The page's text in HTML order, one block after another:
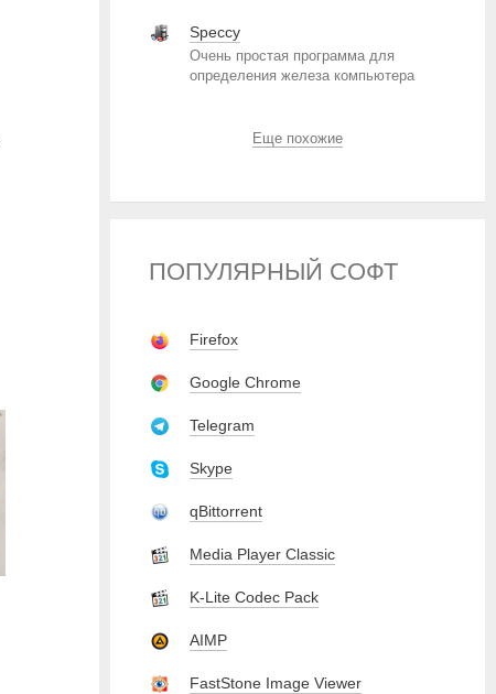
Speccy
Очень простая программа для
определения железа компьютера
Еще похожие
ПОПУЛЯРНЫЙ СОФТ
Firefox
Google Chrome
Telegram
Skype
qBittorrent
Media Player Classic
K-Lite Codec Pack
AIMP
FastStone Image Viewer